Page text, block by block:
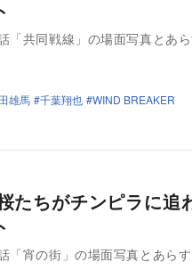
共同戦線」の場面写真とあ
雄馬 千葉翔也
WIND BREAKER
たちがチンピラに追
宵の街」の場面写真とあら